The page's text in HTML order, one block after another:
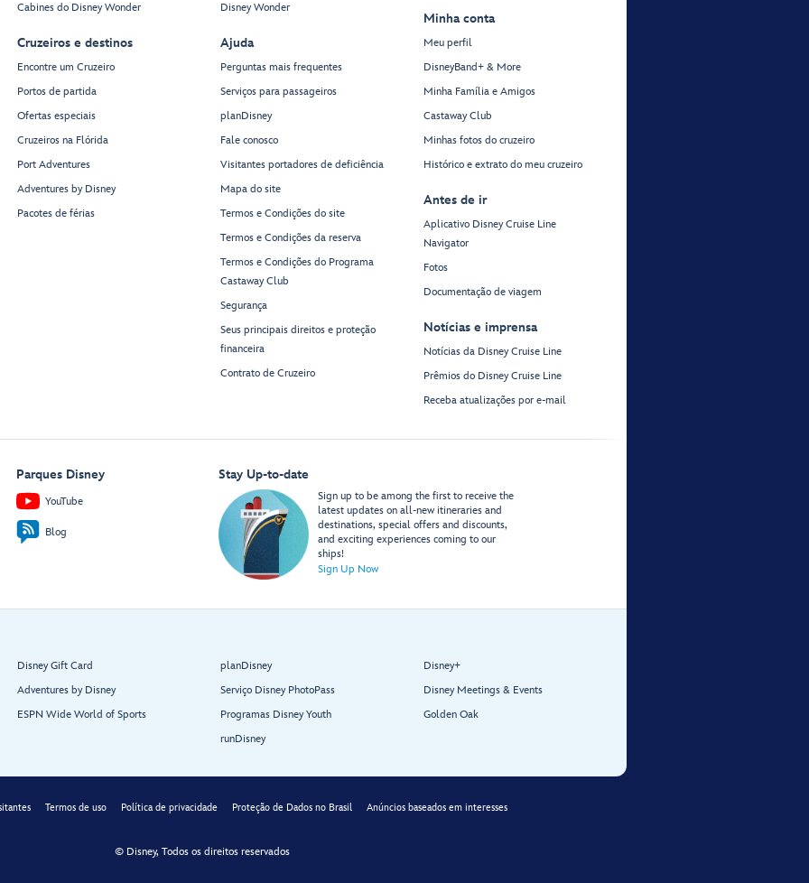
Rest room
Portrait
Club
Buena Vista
Theatre
Cabines do Disney Wonder
Cruzeiros e destinos
Encontre um Cruzeiro
Portos de partida
Ofertas especiais
Cruzeiros na Flórida
Port Adventures
Adventures by Disney
Pacotes de férias
Disney Wonder
Ajuda
Perguntas mais frequentes
Serviços para passageiros
planDisney
Fale conosco
Visitantes portadores de deficiência
Mapa do site
Termos e Condições do site
Termos e Condições da reserva
Termos e Condições do Programa
Castaway Club
Segurança
Seus principais direitos e proteção
financeira
Contrato de Cruzeiro
Minha conta
Meu perfil
DisneyBand+ & More
Minha Família e Amigos
Castaway Club
Minhas fotos do cruzeiro
Histórico e extrato do meu cruzeiro
Antes de ir
Aplicativo Disney Cruise Line
Navigator
Fotos
Documentação de viagem
Notícias e imprensa
Notícias da Disney Cruise Line
Prêmios do Disney Cruise Line
Receba atualizações por e-mail
Parques Disney
YouTube
Blog
Stay Up-to-date
Sign up to be among the first to receive the
latest updates on all-new itineraries and
destinations, special offers and discounts,
and exciting experiences coming to our
ships!
Sign Up Now
Disney Gift Card
Adventures by Disney
ESPN Wide World of Sports
planDisney
Serviço Disney PhotoPass
Programas Disney Youth
runDisney
Disney+
Disney Meetings & Events
Golden Oak
Termos de uso Política de privacidade Proteção de Dados no Brasil Anúncios baseados em interesses
© Disney, Todos os direitos reservados